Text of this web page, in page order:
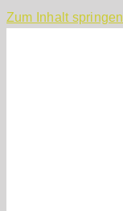
Zum Inhalt springen